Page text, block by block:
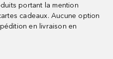
portant la mention
cadeaux. Aucune option
en livraison en